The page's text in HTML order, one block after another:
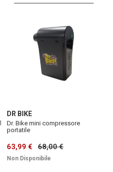
DR BIKE
Dr. Bike mini compressore
portatile
63,99 € 68,00 €
Non Disponibile